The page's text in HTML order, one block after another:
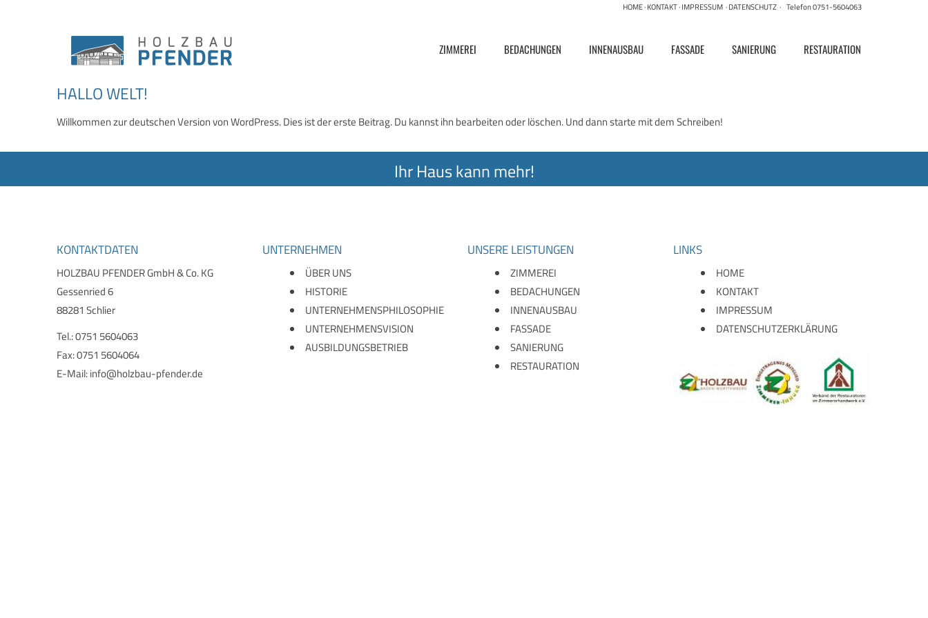
HOME·KONTAKT·IMPRESSUM ·DATENSCHUTZ · Telefon 0751-5604063
ZIMMEREI BEDACHUNGEN INNENAUSBAU FASSADE SANIERUNG RESTAURATION
HALLO WELT!
Willkommen zur deutschen Version von WordPress. Dies ist der erste Beitrag. Du kannst ihn bearbeiten oder löschen. Und dann starte mit dem Schreiben!
Ihr Haus kann mehr!
KONTAKTDATEN
HOLZBAU PFENDER GmbH & Co. KG
Gessenried 6
88281 Schlier
Tel.: 0751 5604063
Fax: 0751 5604064
E-Mail:info@holzbau-pfender.de
UNTERNEHMEN
ÜBER UNS
HISTORIE
UNTERNEHMENSPHILOSOPHIE
UNTERNEHMENSVISION
AUSBILDUNGSBETRIEB
UNSERE LEISTUNGEN
ZIMMEREI
BEDACHUNGEN
INNENAUSBAU
FASSADE
SANIERUNG
RESTAURATION
LINKS
HOME
KONTAKT
IMPRESSUM
DATENSCHUTZERKLÄRUNG